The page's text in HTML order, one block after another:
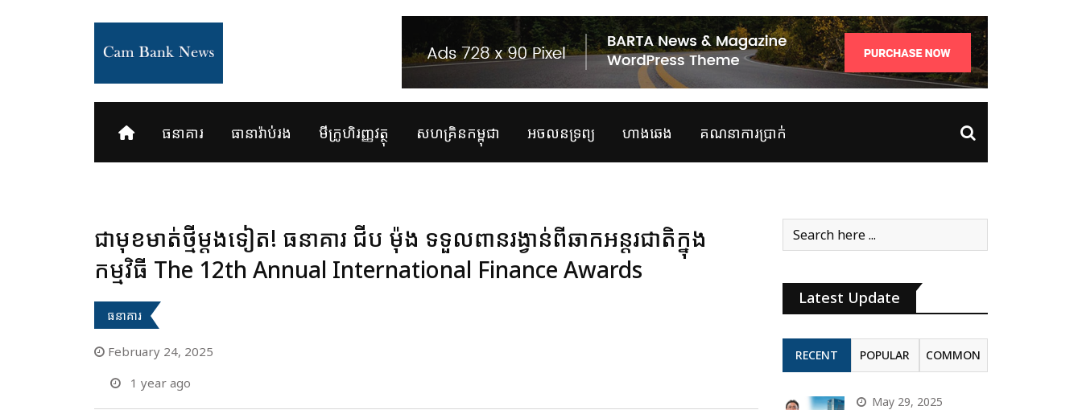
ធនាគារ ធានារ៉ាប់រង មីក្រូហិរញ្ញវត្ថុ សហគ្រិនកម្ពុជា អចលនទ្រព្យ ហាងឆេង គណនាការប្រាក់
ជាមុខមាត់ថ្មីម្ដងទៀត! ធនាគារ ជីប ម៉ុង ទទួលពានរង្វាន់ពីឆាកអន្ដរជាតិក្នុង
កម្មវិធី The 12th Annual International Finance Awards
ធនាគារ
February 24, 2025
1 year ago
Latest Update
RECENT POPULAR COMMON
May 29, 2025